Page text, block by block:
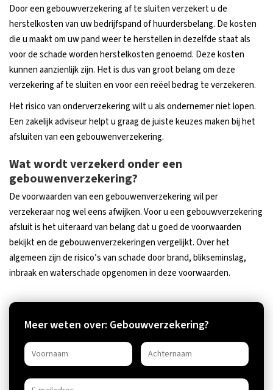
Door een gebouwverzekering af te sluiten verzekert u de
herstelkosten van uw bedrijfspand of huurdersbelang. De kosten
die u maakt om uw pand weer te herstellen in dezelfde staat als
voor de schade worden herstelkosten genoemd. Deze kosten
kunnen aanzienlijk zijn. Het is dus van groot belang om deze
verzekering af te sluiten en voor een reëel bedrag te verzekeren.
Het risico van onderverzekering wilt u als ondernemer niet lopen.
Een zakelijk adviseur helpt u graag de juiste keuzes maken bij het
afsluiten van een gebouwenverzekering.
Wat wordt verzekerd onder een
gebouwenverzekering?
De voorwaarden van een gebouwenverzekering wil per
verzekeraar nog wel eens afwijken. Voor u een gebouwverzekering
afsluit is het uiteraard van belang dat u goed de voorwaarden
bekijkt en de gebouwenverzekeringen vergelijkt. Over het
algemeen zijn de risico’s van schade door brand, blikseminslag,
inbraak en waterschade opgenomen in deze voorwaarden.
Meer weten over: Gebouwverzekering?